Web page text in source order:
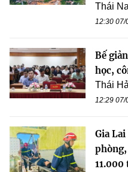
Thái
12:30 07/
Bế
học,
Thái
12:29 07/
Gia
11.000